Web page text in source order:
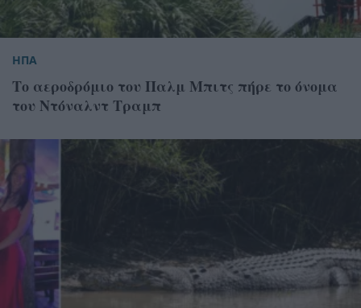
ΗΠΑ
Το αεροδρόμιο του Παλμ Μπιτς πήρε το όνομα
του Ντόναλντ Τραμπ